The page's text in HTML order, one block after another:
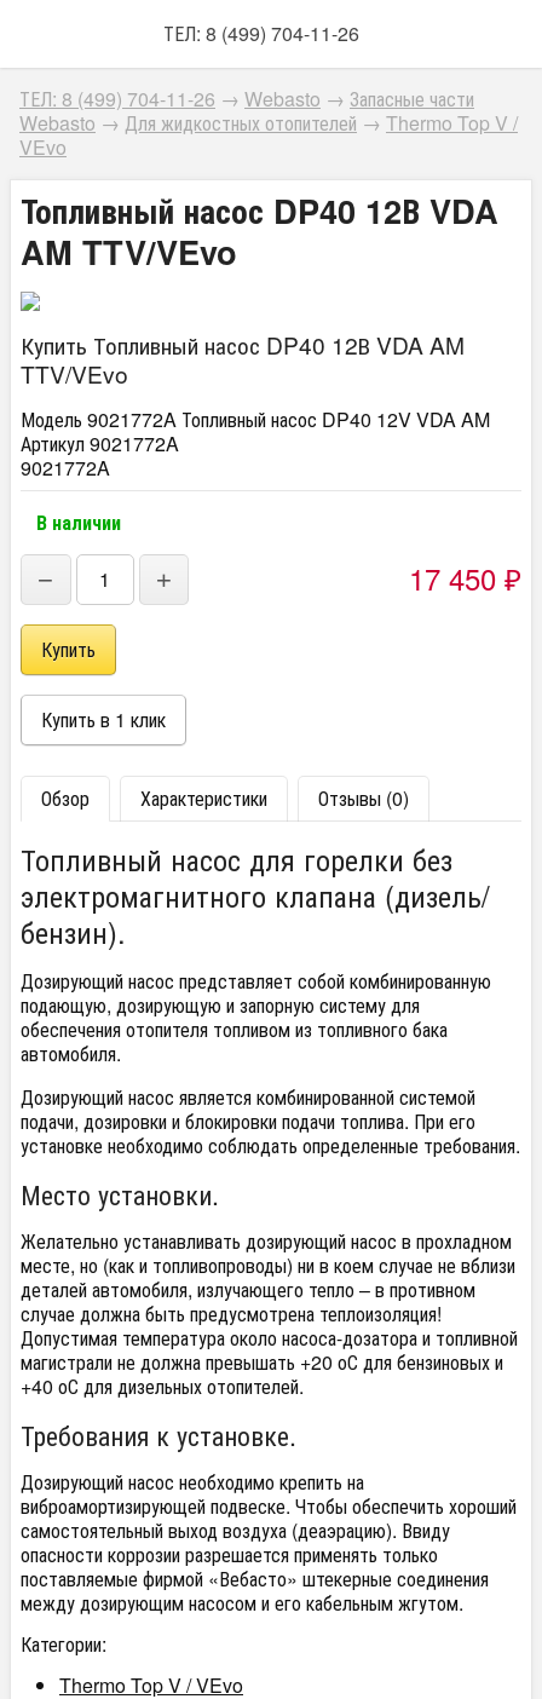
ТЕЛ: 8 (499) 704-11-26
ТЕЛ: 8 (499) 704-11-26 → Webasto → Запасные части
Webasto → Для жидкостных отопителей → Thermo Top V /
VEvo
Топливный насос DP40 12В VDA
AM TTV/VEvo
Купить Топливный насос DP40 12В VDA AM
TTV/VEvo
Модель 9021772A Топливный насос DP40 12V VDA AM
Артикул 9021772A
9021772A
В наличии
− + 17 450 ₽
Обзор Характеристики Отзывы (0)
Топливный насос для горелки без
электромагнитного клапана (дизель/
бензин).
Дозирующий насос представляет собой комбинированную
подающую, дозирующую и запорную систему для
обеспечения отопителя топливом из топливного бака
автомобиля.
Дозирующий насос является комбинированной системой
подачи, дозировки и блокировки подачи топлива. При его
установке необходимо соблюдать определенные требования.
Место установки.
Желательно устанавливать дозирующий насос в прохладном
месте, но (как и топливопроводы) ни в коем случае не вблизи
деталей автомобиля, излучающего тепло – в противном
случае должна быть предусмотрена теплоизоляция!
Допустимая температура около насоса-дозатора и топливной
магистрали не должна превышать +20 оС для бензиновых и
+40 оС для дизельных отопителей.
Требования к установке.
Дозирующий насос необходимо крепить на
виброамортизирующей подвеске. Чтобы обеспечить хороший
самостоятельный выход воздуха (деаэрацию). Ввиду
опасности коррозии разрешается применять только
поставляемые фирмой «Вебасто» штекерные соединения
между дозирующим насосом и его кабельным жгутом.
Категории:
Thermo Top V / VEvo